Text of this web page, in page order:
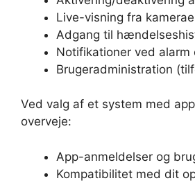
Live-visning fra
Adgang til
Notifikationer ved
Brugeradministration
Ved valg af et system med
overveje:
App-anmeldelser og
Kompatibilitet med dit